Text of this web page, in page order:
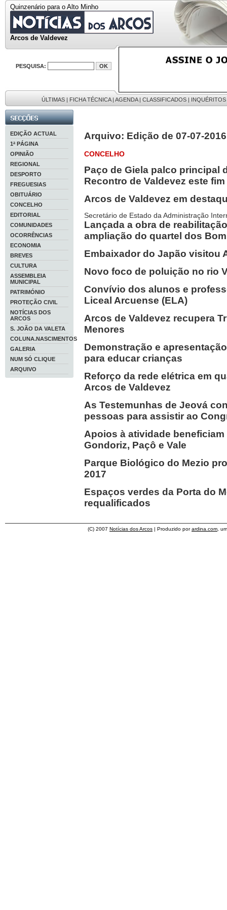
Quinzenário para o Alto Minho
Arcos de Valdevez
PESQUISA:
ÚLTIMAS | FICHA TÉCNICA| AGENDA| CLASSIFICADOS | INQUÉRITOS
EDIÇÃO ACTUAL
1ª PÁGINA
OPINIÃO
REGIONAL
DESPORTO
FREGUESIAS
OBITUÁRIO
CONCELHO
EDITORIAL
COMUNIDADES
OCORRÊNCIAS
ECONOMIA
BREVES
CULTURA
ASSEMBLEIA
MUNICIPAL
PATRIMÓNIO
PROTEÇÃO CIVIL
NOTÍCIAS DOS
ARCOS
S. JOÃO DA VALETA
COLUNA.NASCIMENTOS
GALERIA
NUM SÓ CLIQUE
ARQUIVO
Arquivo: Edição de 07-07-2016
CONCELHO
Paço de Giela palco principal
Recontro de Valdevez este
Arcos de Valdevez em
Secretário de Estado da Administração
Lançada a obra de
ampliação do quartel dos
Embaixador do Japão visitou
Novo foco de poluição no rio
Convívio dos alunos e
Liceal Arcuense (ELA)
Arcos de Valdevez recupera
Menores
Demonstração e
para educar crianças
Reforço da rede elétrica em
Arcos de Valdevez
As Testemunhas de Jeová
pessoas para assistir ao
Apoios à atividade
Gondoriz, Paçô e Vale
Parque Biológico do Mezio
2017
Espaços verdes da Porta do
requalificados
(C) 2007 Notícias dos Arcos | Produzido porardina.com ,